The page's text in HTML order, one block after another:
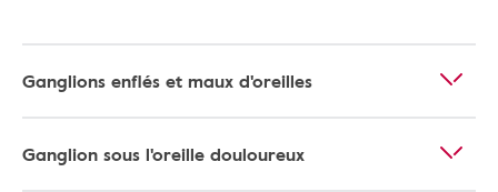
Ganglions enflés et maux d'oreilles
Ganglion sous l'oreille douloureux